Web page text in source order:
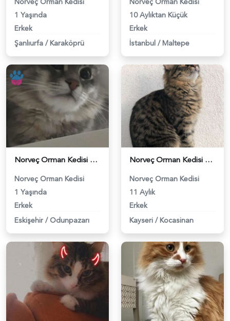
1 Yaşında
Erkek
Şanlıurfa / Karaköprü
10 Aylıktan Küçük
Erkek
İstanbul / Maltepe
Norveç Orman Kedisi Oğluma Eş Arıyorum - 118961432
Norveç Orman Kedisi
1 Yaşında
Erkek
Eskişehir / Odunpazarı
Norveç Orman Kedisi 11 Aylık Kedim Eş Arıyor Kızgınlıkta - 118961479
Norveç Orman Kedisi
11 Aylık
Erkek
Kayseri / Kocasinan